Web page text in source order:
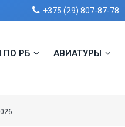
+375 (29) 807-87-78
ПО РБ АВИАТУРЫ